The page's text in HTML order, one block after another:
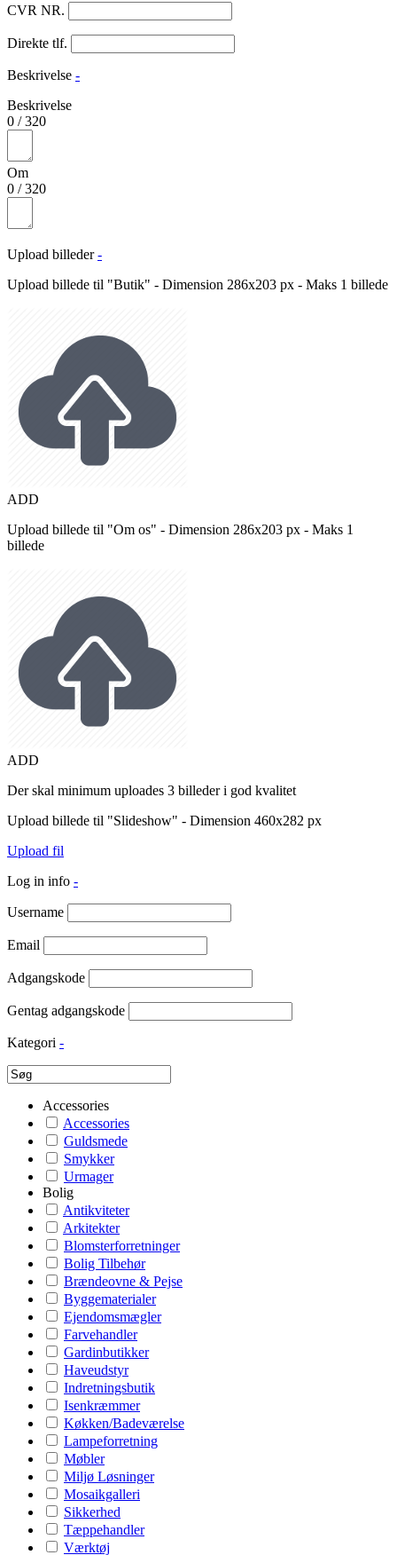
CVR NR.
Direkte tlf.
Beskrivelse -
Beskrivelse
0 /320
Om
0 /320
Upload billeder -
Upload billede til "Butik" - Dimension 286x203 px - Maks 1 billede
ADD
Upload billede til "Om os" - Dimension 286x203 px - Maks 1
billede
ADD
Der skal minimum uploades 3 billeder i god kvalitet
Upload billede til "Slideshow" - Dimension 460x282 px
Upload fil
Log in info -
Username
Email
Adgangskode
Gentag adgangskode
Kategori -
Accessories
Accessories
Guldsmede
Smykker
Urmager
Bolig
Antikviteter
Arkitekter
Blomsterforretninger
Bolig Tilbehør
Brændeovne & Pejse
Byggematerialer
Ejendomsmægler
Farvehandler
Gardinbutikker
Haveudstyr
Indretningsbutik
Isenkræmmer
Køkken/Badeværelse
Lampeforretning
Møbler
Miljø Løsninger
Mosaikgalleri
Sikkerhed
Tæppehandler
Værktøj